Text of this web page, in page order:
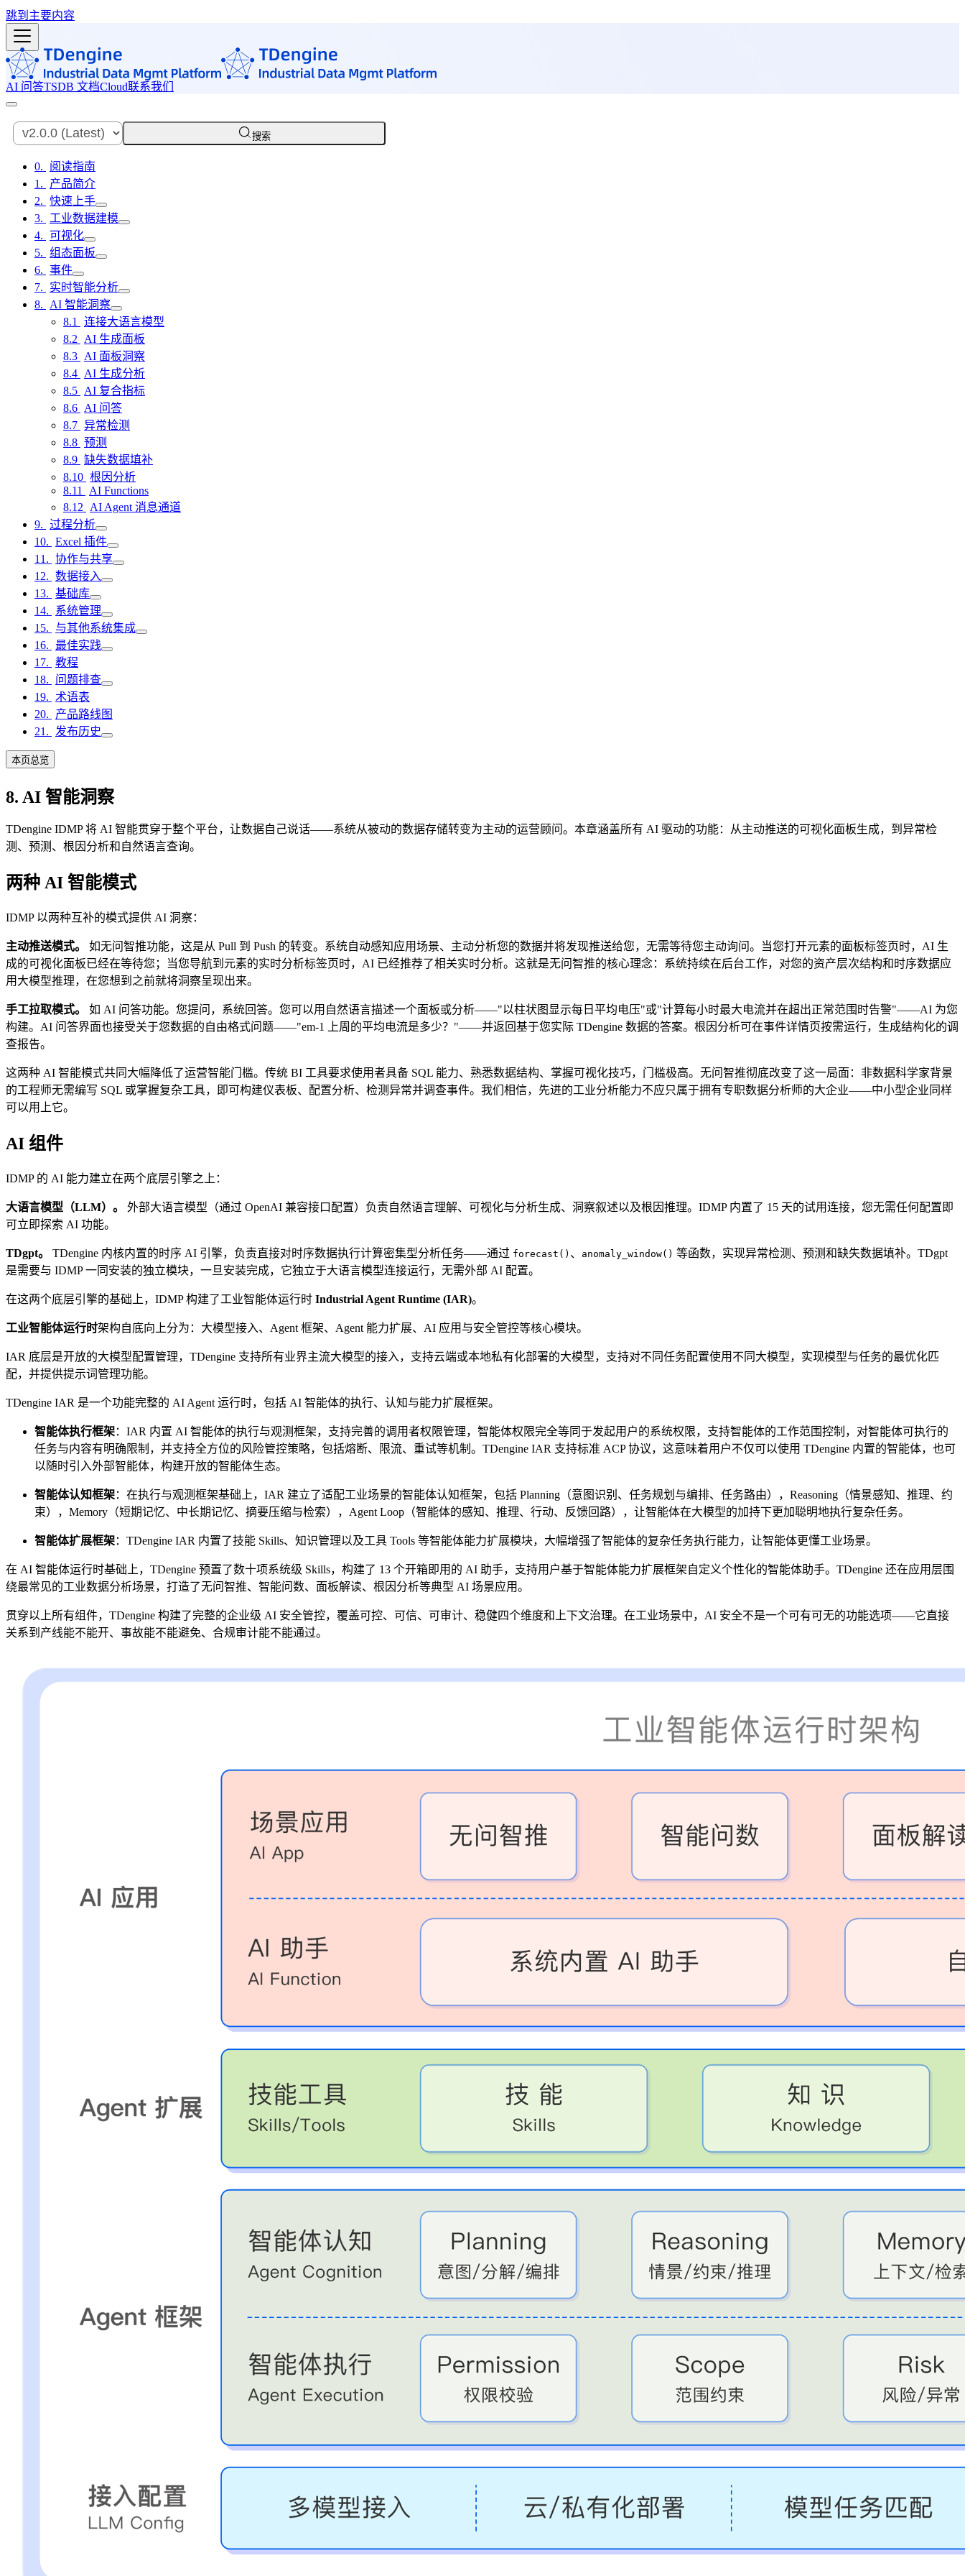
跳到主要内容
AI 问答TSDB 文档Cloud联系我们
搜索
阅读指南
产品简介
快速上手
工业数据建模
可视化
组态面板
事件
实时智能分析
AI 智能洞察
连接大语言模型
AI 生成面板
AI 面板洞察
AI 生成分析
AI 复合指标
AI 问答
异常检测
预测
缺失数据填补
根因分析
AI Functions
AI Agent 消息通道
过程分析
Excel 插件
协作与共享
数据接入
基础库
系统管理
与其他系统集成
最佳实践
教程
问题排查
术语表
产品路线图
发布历史
本页总览
8. AI 智能洞察
TDengine IDMP 将 AI 智能贯穿于整个平台，让数据自己说话——系统从被动的数据存储转变为主动的运营顾问。本章涵盖所有 AI 驱动的功能：从主动推送的可视化面板生成，到异常检
测、预测、根因分析和自然语言查询。
两种 AI 智能模式
IDMP 以两种互补的模式提供 AI 洞察：
主动推送模式。
如无问智推功能，这是从 Pull 到 Push 的转变。系统自动感知应用场景、主动分析您的数据并将发现推送给您，无需等待您主动询问。当您打开元素的面板标签页时，AI 生
成的可视化面板已经在等待您；当您导航到元素的实时分析标签页时，AI 已经推荐了相关实时分析。这就是无问智推的核心理念：系统持续在后台工作，对您的资产层次结构和时序数据应
用大模型推理，在您想到之前就将洞察呈现出来。
手工拉取模式。
如 AI 问答功能。您提问，系统回答。您可以用自然语言描述一个面板或分析——"以柱状图显示每日平均电压"或"计算每小时最大电流并在超出正常范围时告警"——AI 为您
构建。AI 问答界面也接受关于您数据的自由格式问题——"em-1 上周的平均电流是多少？"——并返回基于您实际 TDengine 数据的答案。根因分析可在事件详情页按需运行，生成结构化的调
查报告。
这两种 AI 智能模式共同大幅降低了运营智能门槛。传统 BI 工具要求使用者具备 SQL 能力、熟悉数据结构、掌握可视化技巧，门槛极高。无问智推彻底改变了这一局面：非数据科学家背景
的工程师无需编写 SQL 或掌握复杂工具，即可构建仪表板、配置分析、检测异常并调查事件。我们相信，先进的工业分析能力不应只属于拥有专职数据分析师的大企业——中小型企业同样
可以用上它。
AI 组件
IDMP 的 AI 能力建立在两个底层引擎之上：
大语言模型（LLM）。
外部大语言模型（通过 OpenAI 兼容接口配置）负责自然语言理解、可视化与分析生成、洞察叙述以及根因推理。IDMP 内置了 15 天的试用连接，您无需任何配置即
可立即探索 AI 功能。
TDgpt。 TDengine 内核内置的时序 AI 引擎，负责直接对时序数据执行计算密集型分析任务——通过 forecast() 、 anomaly_window() 等函数，实现异常检测、预测和缺失数据填补。TDgpt
是需要与 IDMP 一同安装的独立模块，一旦安装完成，它独立于大语言模型连接运行，无需外部 AI 配置。
在这两个底层引擎的基础上，IDMP 构建了工业智能体运行时 Industrial Agent Runtime (IAR)。
工业智能体运行时架构自底向上分为：大模型接入、Agent 框架、Agent 能力扩展、AI 应用与安全管控等核心模块。
IAR 底层是开放的大模型配置管理，TDengine 支持所有业界主流大模型的接入，支持云端或本地私有化部署的大模型，支持对不同任务配置使用不同大模型，实现模型与任务的最优化匹
配，并提供提示词管理功能。
TDengine IAR 是一个功能完整的 AI Agent 运行时，包括 AI 智能体的执行、认知与能力扩展框架。
智能体执行框架：IAR 内置 AI 智能体的执行与观测框架，支持完善的调用者权限管理，智能体权限完全等同于发起用户的系统权限，支持智能体的工作范围控制，对智能体可执行的
任务与内容有明确限制，并支持全方位的风险管控策略，包括熔断、限流、重试等机制。TDengine IAR 支持标准 ACP 协议，这意味着用户不仅可以使用 TDengine 内置的智能体，也可
以随时引入外部智能体，构建开放的智能体生态。
智能体认知框架：在执行与观测框架基础上，IAR 建立了适配工业场景的智能体认知框架，包括 Planning（意图识别、任务规划与编排、任务路由），Reasoning（情景感知、推理、约
束），Memory（短期记忆、中长期记忆、摘要压缩与检索），Agent Loop（智能体的感知、推理、行动、反馈回路），让智能体在大模型的加持下更加聪明地执行复杂任务。
智能体扩展框架：TDengine IAR 内置了技能 Skills、知识管理以及工具 Tools 等智能体能力扩展模块，大幅增强了智能体的复杂任务执行能力，让智能体更懂工业场景。
在 AI 智能体运行时基础上，TDengine 预置了数十项系统级 Skills，构建了 13 个开箱即用的 AI 助手，支持用户基于智能体能力扩展框架自定义个性化的智能体助手。TDengine 还在应用层围
绕最常见的工业数据分析场景，打造了无问智推、智能问数、面板解读、根因分析等典型 AI 场景应用。
贯穿以上所有组件，TDengine 构建了完整的企业级 AI 安全管控，覆盖可控、可信、可审计、稳健四个维度和上下文治理。在工业场景中，AI 安全不是一个可有可无的功能选项——它直接
关系到产线能不能开、事故能不能避免、合规审计能不能通过。